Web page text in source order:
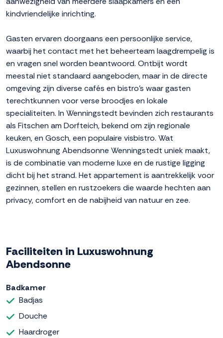
kindvriendelijke inrichting.
Gasten ervaren doorgaans een persoonlijke service,
waarbij het contact met het beheerteam laagdrempelig is
en vragen snel worden beantwoord. Ontbijt wordt
meestal niet standaard aangeboden, maar in de directe
omgeving zijn diverse cafés en bistro's waar gasten
terechtkunnen voor verse broodjes en lokale
specialiteiten. In Wenningstedt bevinden zich restaurants
als Fitschen am Dorfteich, bekend om zijn regionale
keuken, en Gosch, een populaire visbistro. Wat
Luxuswohnung Abendsonne Wenningstedt uniek maakt,
is de combinatie van moderne luxe en de rustige ligging
dicht bij het strand. Het appartement is aantrekkelijk voor
gezinnen, stellen en rustzoekers die waarde hechten aan
privacy, comfort en de nabijheid van natuur en zee.
Faciliteiten in Luxuswohnung
Abendsonne
Badkamer
Badjas
Douche
Haardroger